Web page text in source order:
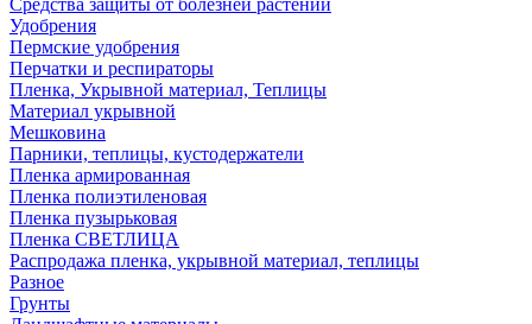
Средства защиты от болезней растений
Удобрения
Пермские удобрения
Перчатки и респираторы
Пленка, Укрывной материал, Теплицы
Материал укрывной
Мешковина
Парники, теплицы, кустодержатели
Пленка армированная
Пленка полиэтиленовая
Пленка пузырьковая
Пленка СВЕТЛИЦА
Распродажа пленка, укрывной материал, теплицы
Разное
Грунты